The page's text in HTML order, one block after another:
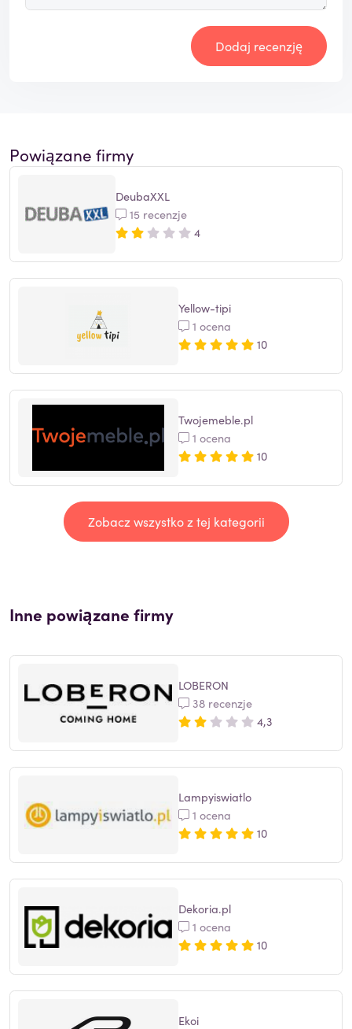
Dodaj recenzję
Powiązane firmy
DeubaXXL
15 recenzje
4
Yellow-tipi
1 ocena
10
Twojemeble.pl
1 ocena
10
Zobacz wszystko z tej kategorii
Inne powiązane firmy
LOBERON
38 recenzje
4,3
Lampyiswiatlo
1 ocena
10
Dekoria.pl
1 ocena
10
Ekoi